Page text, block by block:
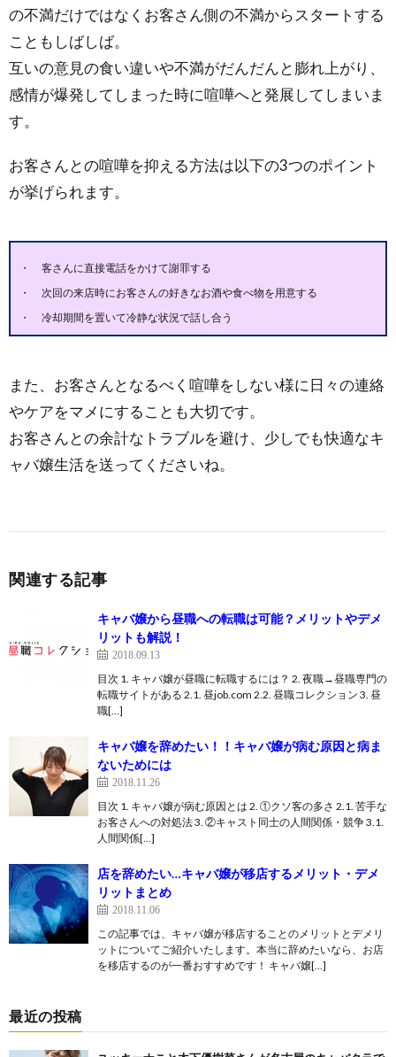
の不満だけではなくお客さん側の不満からスタートする
こともしばしば。
互いの意見の食い違いや不満がだんだんと膨れ上がり、
感情が爆発してしまった時に喧嘩へと発展してしまいま
す。
お客さんとの喧嘩を抑える方法は以下の3つのポイント
が挙げられます。
客さんに直接電話をかけて謝罪する
次回の来店時にお客さんの好きなお酒や食べ物を用意する
冷却期間を置いて冷静な状況で話し合う
また、お客さんとなるべく喧嘩をしない様に日々の連絡
やケアをマメにすることも大切です。
お客さんとの余計なトラブルを避け、少しでも快適なキ
ャバ嬢生活を送ってくださいね。
関連する記事
キャバ嬢から昼職への転職は可能？メリットやデメ
リットも解説！
2018.09.13
目次 1. キャバ嬢が昼職に転職するには？ 2. 夜職→昼職専門の
転職サイトがある 2.1. 昼job.com 2.2. 昼職コレクション 3. 昼
職[…]
キャバ嬢を辞めたい！！キャバ嬢が病む原因と病ま
ないためには
2018.11.26
目次 1. キャバ嬢が病む原因とは 2. ①クソ客の多さ 2.1. 苦手な
お客さんへの対処法 3. ②キャスト同士の人間関係・競争 3.1.
人間関係[…]
店を辞めたい…キャバ嬢が移店するメリット・デメ
リットまとめ
2018.11.06
この記事では、キャバ嬢が移店することのメリットとデメリ
ットについてご紹介いたします。本当に辞めたいなら、お店
を移店するのが一番おすすめです！ キャバ嬢[…]
最近の投稿